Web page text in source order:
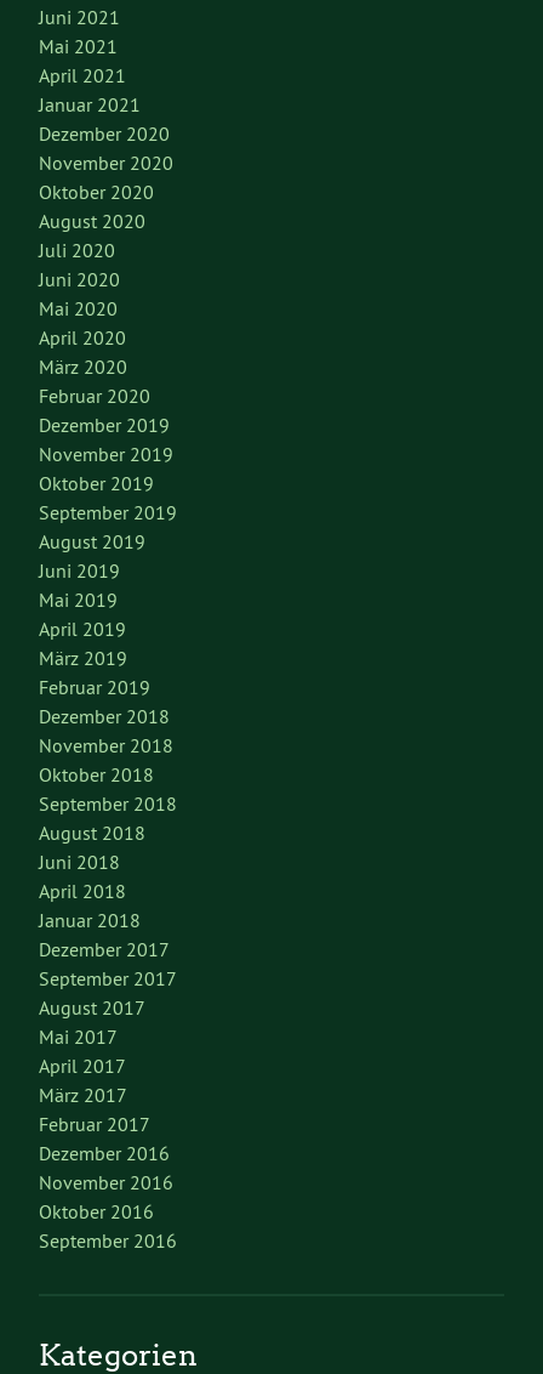
Juni 2021
Mai 2021
April 2021
Januar 2021
Dezember 2020
November 2020
Oktober 2020
August 2020
Juli 2020
Juni 2020
Mai 2020
April 2020
März 2020
Februar 2020
Dezember 2019
November 2019
Oktober 2019
September 2019
August 2019
Juni 2019
Mai 2019
April 2019
März 2019
Februar 2019
Dezember 2018
November 2018
Oktober 2018
September 2018
August 2018
Juni 2018
April 2018
Januar 2018
Dezember 2017
September 2017
August 2017
Mai 2017
April 2017
März 2017
Februar 2017
Dezember 2016
November 2016
Oktober 2016
September 2016
Kategorien